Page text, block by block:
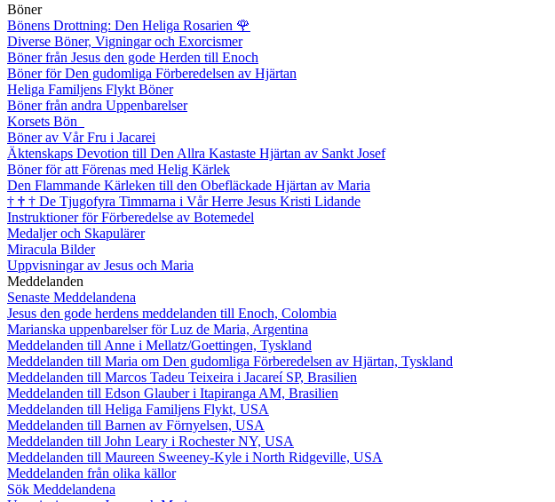
Böner
Bönens Drottning: Den Heliga Rosarien 🌹
Diverse Böner, Vigningar och Exorcismer
Böner från Jesus den gode Herden till Enoch
Böner för Den gudomliga Förberedelsen av Hjärtan
Heliga Familjens Flykt Böner
Böner från andra Uppenbarelser
Korsets Bön
Böner av Vår Fru i Jacarei
Äktenskaps Devotion till Den Allra Kastaste Hjärtan av Sankt Josef
Böner för att Förenas med Helig Kärlek
Den Flammande Kärleken till den Obefläckade Hjärtan av Maria
† † † De Tjugofyra Timmarna i Vår Herre Jesus Kristi Lidande
Instruktioner för Förberedelse av Botemedel
Medaljer och Skapulärer
Miracula Bilder
Uppvisningar av Jesus och Maria
Meddelanden
Senaste Meddelandena
Jesus den gode herdens meddelanden till Enoch, Colombia
Marianska uppenbarelser för Luz de Maria, Argentina
Meddelanden till Anne i Mellatz/Goettingen, Tyskland
Meddelanden till Maria om Den gudomliga Förberedelsen av Hjärtan, Tyskland
Meddelanden till Marcos Tadeu Teixeira i Jacareí SP, Brasilien
Meddelanden till Edson Glauber i Itapiranga AM, Brasilien
Meddelanden till Heliga Familjens Flykt, USA
Meddelanden till Barnen av Förnyelsen, USA
Meddelanden till John Leary i Rochester NY, USA
Meddelanden till Maureen Sweeney-Kyle i North Ridgeville, USA
Meddelanden från olika källor
Sök Meddelandena